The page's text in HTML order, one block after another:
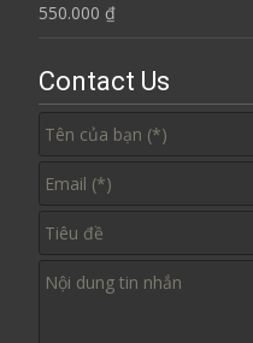
Được xếp
hạng5.005
550.000 ₫
Contact Us